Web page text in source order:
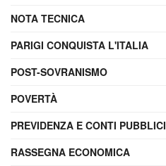
NOTA TECNICA
PARIGI CONQUISTA L'ITALIA
POST-SOVRANISMO
POVERTÀ
PREVIDENZA E CONTI PUBBLICI
RASSEGNA ECONOMICA